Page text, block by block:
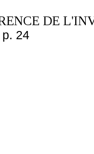
DE
24